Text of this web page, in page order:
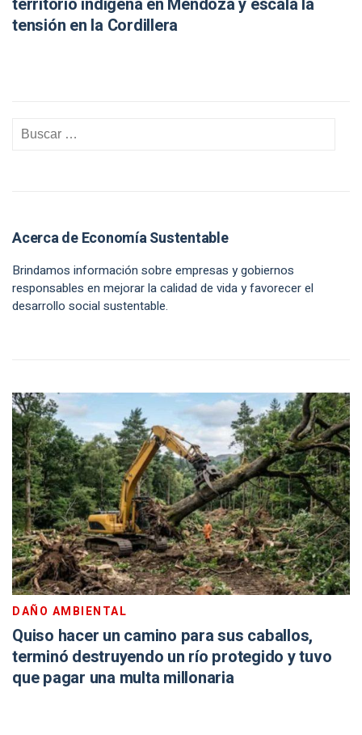
tensión en la Cordillera
Acerca de Economía Sustentable
Brindamos información sobre empresas y gobiernos
responsables en mejorar la calidad de vida y favorecer el
desarrollo social sustentable.
DAÑO AMBIENTAL
Quiso hacer un camino para sus caballos,
terminó destruyendo un río protegido y tuvo
que pagar una multa millonaria